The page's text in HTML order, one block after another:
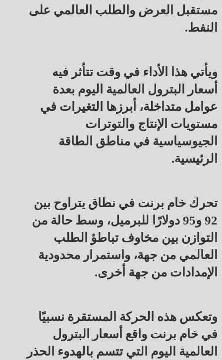
مستقبل العرض والطلب العالمي على
النفط.
ويأتي هذا الأداء في وقت تتأثر فيه
أسعار البترول العالمية اليوم بعدة
عوامل متداخلة، أبرزها التغيرات في
مستويات الإنتاج والتوترات
الجيوسياسية في مناطق الطاقة
الرئيسية.
تحرك خام برنت في نطاق يتراوح بين
92 و95 دولارًا للبرميل، وسط حالة من
التوازن بين مخاوف تباطؤ الطلب
العالمي من جهة، واستمرار محدودية
الإمدادات من جهة أخرى.
وتعكس هذه الحركة المستقرة نسبيًا
في خام برنت واقع أسعار البترول
العالمية اليوم التي تتسم بالهدوء الحذر